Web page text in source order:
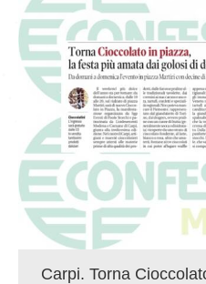
Carpi. Torna